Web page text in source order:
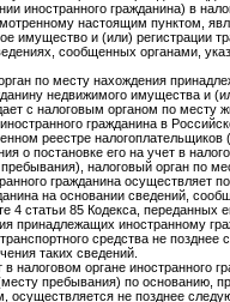
иностранного гражданина) в
настоящим пунктом,
имущество и (или) регистрации
сообщенных органами,
по месту нахождения
недвижимого имущества и
с налоговым органом по месту
гражданина в
реестре
о постановке его на учет в
налоговый орган по
гражданина осуществляет
на основании сведений,
4 статьи 85 Кодекса, переданных
принадлежащих иностранному
средства не позднее
таких сведений.
налоговом органе иностранного
пребывания) по основанию,
осуществляется не позднее